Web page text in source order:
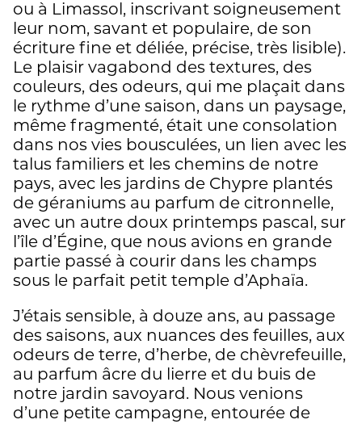
ou à Limassol, inscrivant soigneusement
leur nom, savant et populaire, de son
écriture fine et déliée, précise, très lisible).
Le plaisir vagabond des textures, des
couleurs, des odeurs, qui me plaçait dans
le rythme d’une saison, dans un paysage,
même fragmenté, était une consolation
dans nos vies bousculées, un lien avec les
talus familiers et les chemins de notre
pays, avec les jardins de Chypre plantés
de géraniums au parfum de citronnelle,
avec un autre doux printemps pascal, sur
l’île d’Égine, que nous avions en grande
partie passé à courir dans les champs
sous le parfait petit temple d’Aphaïa.
J’étais sensible, à douze ans, au passage
des saisons, aux nuances des feuilles, aux
odeurs de terre, d’herbe, de chèvrefeuille,
au parfum âcre du lierre et du buis de
notre jardin savoyard. Nous venions
d’une petite campagne, entourée de